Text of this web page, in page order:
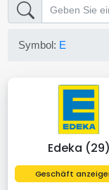
Symbol: E
Edeka (29)
Geschäft